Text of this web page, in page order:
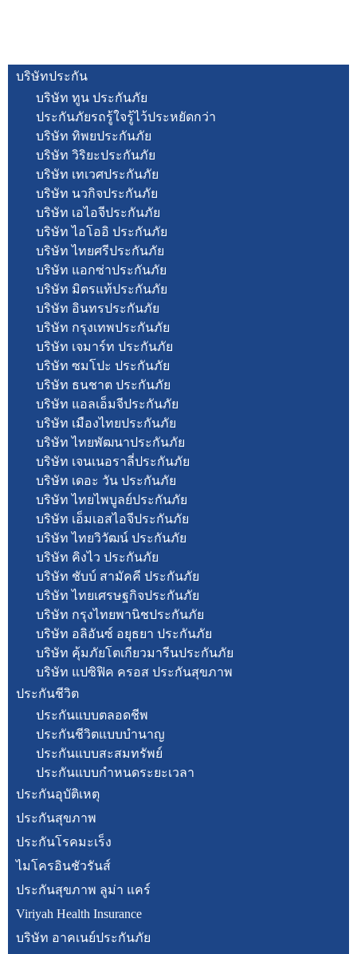
บริษัทประกัน
บริษัท ทูน ประกันภัย
ประกันภัยรถรู้ใจรู้ไว้ประหยัดกว่า
บริษัท ทิพยประกันภัย
บริษัท วิริยะประกันภัย
บริษัท เทเวศประกันภัย
บริษัท นวกิจประกันภัย
บริษัท เอไอจีประกันภัย
บริษัท ไอโออิ ประกันภัย
บริษัท ไทยศรีประกันภัย
บริษัท แอกซ่าประกันภัย
บริษัท มิตรแท้ประกันภัย
บริษัท อินทรประกันภัย
บริษัท กรุงเทพประกันภัย
บริษัท เจมาร์ท ประกันภัย
บริษัท ซมโปะ ประกันภัย
บริษัท ธนชาต ประกันภัย
บริษัท แอลเอ็มจีประกันภัย
บริษัท เมืองไทยประกันภัย
บริษัท ไทยพัฒนาประกันภัย
บริษัท เจนเนอราลี่ประกันภัย
บริษัท เดอะ วัน ประกันภัย
บริษัท ไทยไพบูลย์ประกันภัย
บริษัท เอ็มเอสไอจีประกันภัย
บริษัท ไทยวิวัฒน์ ประกันภัย
บริษัท คิงไว ประกันภัย
บริษัท ชับบ์ สามัคคี ประกันภัย
บริษัท ไทยเศรษฐกิจประกันภัย
บริษัท กรุงไทยพานิชประกันภัย
บริษัท อลิอันซ์ อยุธยา ประกันภัย
บริษัท คุ้มภัยโตเกียวมารีนประกันภัย
บริษัท แปซิฟิค ครอส ประกันสุขภาพ
ประกันชีวิต
ประกันแบบตลอดชีพ
ประกันชีวิตแบบบำนาญ
ประกันแบบสะสมทรัพย์
ประกันแบบกำหนดระยะเวลา
ประกันอุบัติเหตุ
ประกันสุขภาพ
ประกันโรคมะเร็ง
ไมโครอินชัวรันส์
ประกันสุขภาพ ลูม่า แคร์
Viriyah Health Insurance
บริษัท อาคเนย์ประกันภัย